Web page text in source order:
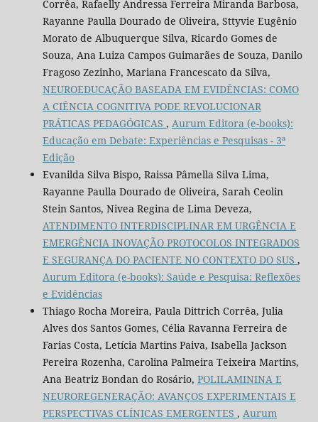
Corrêa, Rafaelly Andressa Ferreira Miranda Barbosa,
Rayanne Paulla Dourado de Oliveira, Sttyvie Eugênio
Morato de Albuquerque Silva, Ricardo Gomes de
Souza, Ana Luiza Campos Guimarães de Souza, Danilo
Fragoso Zezinho, Mariana Francescato da Silva,
NEUROEDUCAÇÃO BASEADA EM EVIDÊNCIAS: COMO
A CIÊNCIA COGNITIVA PODE REVOLUCIONAR
PRÁTICAS PEDAGÓGICAS , Aurum Editora (e-books):
Educação em Debate: Experiências e Pesquisas - 3ª
Edição
Evanilda Silva Bispo, Raissa Pâmella Silva Lima,
Rayanne Paulla Dourado de Oliveira, Sarah Ceolin
Stein Santos, Nivea Regina de Lima Deveza,
ATENDIMENTO INTERDISCIPLINAR EM URGÊNCIA E
EMERGÊNCIA INOVAÇÃO PROTOCOLOS INTEGRADOS
E SEGURANÇA DO PACIENTE NO CONTEXTO DO SUS ,
Aurum Editora (e-books): Saúde e Pesquisa: Reflexões
e Evidências
Thiago Rocha Moreira, Paula Dittrich Corrêa, Julia
Alves dos Santos Gomes, Célia Ravanna Ferreira de
Farias Costa, Letícia Martins Paiva, Isabella Jackson
Pereira Rozenha, Carolina Palmeira Teixeira Martins,
Ana Beatriz Bondan do Rosário, POLILAMININA E
NEUROREGENERAÇÃO: AVANÇOS EXPERIMENTAIS E
PERSPECTIVAS CLÍNICAS EMERGENTES , Aurum